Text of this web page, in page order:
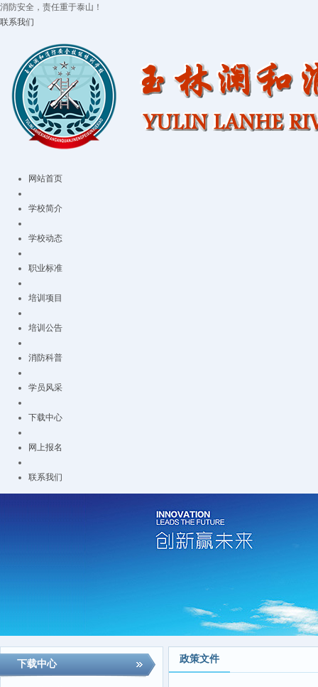
消防安全，责任重于泰山！
联系我们
网站首页
学校简介
学校动态
职业标准
培训项目
培训公告
消防科普
学员风采
下载中心
网上报名
联系我们
下载中心 政策文件